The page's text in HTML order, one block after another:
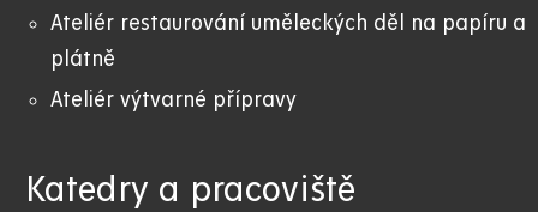
Ateliér restaurování uměleckých děl na papíru a
plátně
Ateliér výtvarné přípravy
Katedry a pracoviště